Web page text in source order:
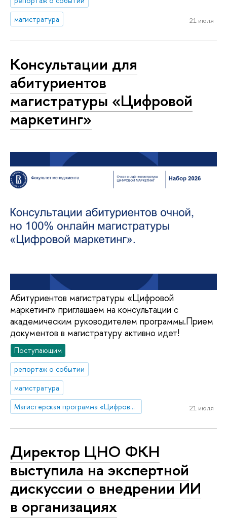
магистратура
21 июля
Консультации для
абитуриентов
магистратуры «Цифровой
маркетинг»
Абитуриентов магистратуры «Цифровой
маркетинг» приглашаем на консультации с
академическим руководителем программы.Прием
документов в магистратуру активно идет!
Поступающим
репортаж о событии
магистратура
Магистерская программа «Цифровой маркетинг»
21 июля
Директор ЦНО ФКН
выступила на экспертной
дискуссии о внедрении ИИ
в организациях